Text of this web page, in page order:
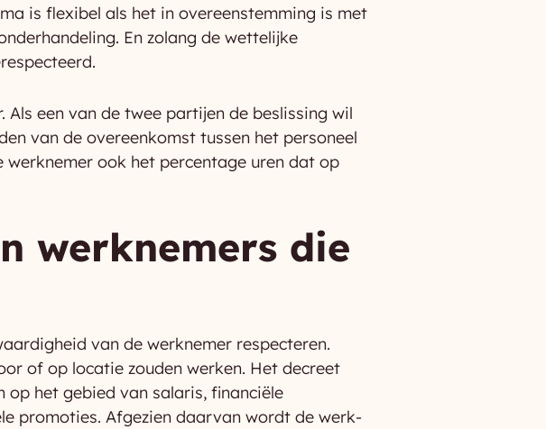
is flexibel als het in overeenstemming is met
En zolang de wettelijke
een van de twee partijen de beslissing wil
van de overeenkomst tussen het personeel
werknemer ook het percentage uren dat op
werknemers die
van de werknemer respecteren.
of op locatie zouden werken. Het decreet
het gebied van salaris, financiële
promoties. Afgezien daarvan wordt de werk-